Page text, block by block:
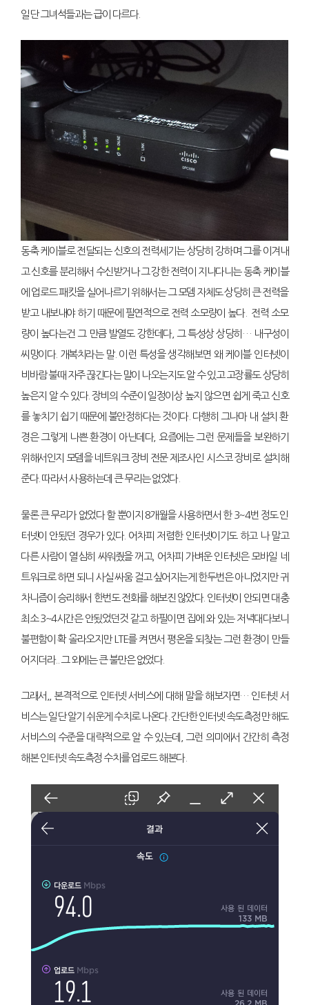
일단 그녀석들과는 급이 다르다.
동축 케이블로 전달되는 신호의 전력세기는 상당히 강하며 그를 이겨내
고 신호를 분리해서 수신받거나 그 강한 전력이 지나다니는 동축 케이블
에 업로드 패킷을 실어나르기 위해서는 그 모뎀 자체도 상당히 큰 전력을
받고 내보내야 하기 때문에 필연적으로 전력 소모량이 높다. 전력 소모
량이 높다는건 그 만큼 발열도 강한데다, 그 특성상 상당히… 내구성이
씨망이다. 개복치라는 말. 이런 특성을 생각해보면 왜 케이블 인터넷이
비바람 불때 자주 끊긴다는 말이 나오는지도 알 수 있고 고장률도 상당히
높은지 알 수 있다. 장비의 수준이 일정이상 높지 않으면 쉽게 죽고 신호
를 놓치기 쉽기 때문에 불안정하다는 것이다. 다행히 그나마 내 설치 환
경은 그렇게 나쁜 환경이 아닌데다, 요즘에는 그런 문제들을 보완하기
위해서인지 모뎀을 네트워크 장비 전문 제조사인 시스코 장비로 설치해
준다. 따라서 사용하는데 큰 무리는 없었다.
물론 큰 무리가 없었다 할 뿐이지 8개월을 사용하면서 한 3~4번 정도 인
터넷이 안됬던 경우가 있다. 어차피 저렴한 인터넷이기도 하고 나 말고
다른 사람이 열심히 싸워줬을 꺼고, 어차피 가벼운 인터넷은 모바일 네
트워크로 하면 되니 사실 싸움 걸고 싶어지는게 한두번은 아니었지만 귀
차니즘이 승리해서 한번도 전화를 해보진 않았다. 인터넷이 안되면 대충
최소 3~4시간은 안됬었던것 같고 하필이면 집에 와 있는 저녁대다보니
불편함이 확 올라오지만 LTE를 켜면서 평온을 되찾는 그런 환경이 만들
어지더라.. 그 외에는 큰 불만은 없었다.
그래서,, 본격적으로 인터넷 서비스에 대해 말을 해보자면… 인터넷 서
비스는 일단 알기 쉬운게 수치로 나온다. 간단한 인터넷 속도측정만 해도
서비스의 수준을 대략적으로 알 수 있는데, 그런 의미에서 간간히 측정
해본 인터넷 속도측정 수치를 업로드 해본다.